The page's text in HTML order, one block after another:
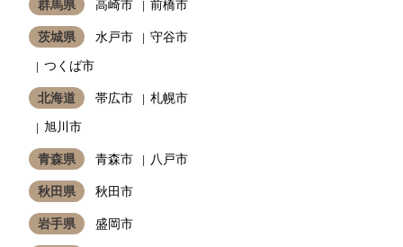
群馬県 高崎市 前橋市
茨城県 水戸市
守谷市
つくば市
北海道 帯広市
札幌市
旭川市
青森県 青森市 八戸市
秋田県 秋田市
岩手県 盛岡市